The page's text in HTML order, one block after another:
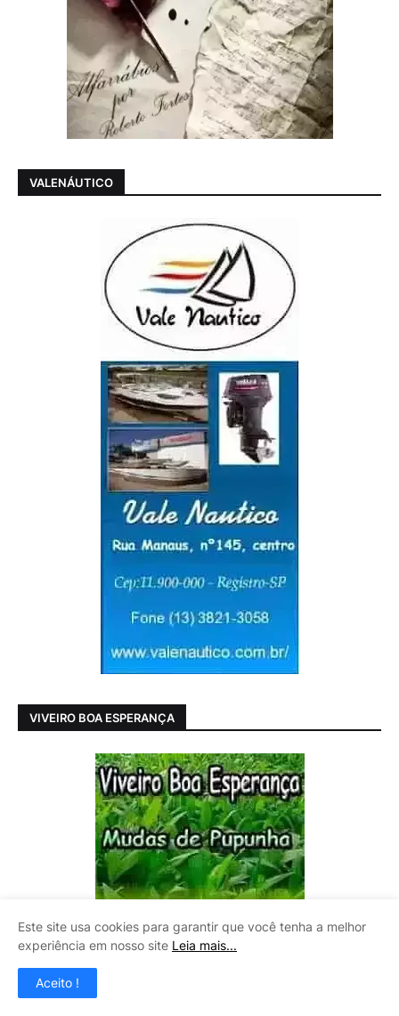
VALENÁUTICO
VIVEIRO BOA ESPERANÇA
Este site usa cookies para garantir que você tenha a melhor
experiência em nosso site Leia mais...
Aceito !